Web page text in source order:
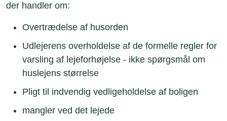
der handler om:
Overtrædelse af husorden
Udlejerens overholdelse af de formelle regler for
varsling af lejeforhøjelse - ikke spørgsmål om
huslejens størrelse
Pligt til indvendig vedligeholdelse af boligen
mangler ved det lejede